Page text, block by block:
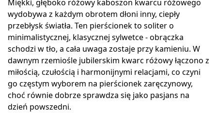
Miękki, głęboko różowy kaboszon kwarcu różowego
wydobywa z każdym obrotem dłoni inny, ciepły
przebłysk światła. Ten pierścionek to soliter o
minimalistycznej, klasycznej sylwetce - obrączka
schodzi w tło, a cała uwaga zostaje przy kamieniu. W
dawnym rzemiośle jubilerskim kwarc różowy łączono z
miłością, czułością i harmonijnymi relacjami, co czyni
go częstym wyborem na pierścionek zaręczynowy,
choć równie dobrze sprawdza się jako pasjans na
dzień powszedni.